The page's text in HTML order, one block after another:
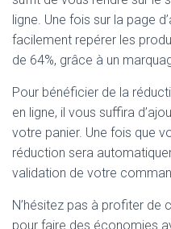
ligne. Une fois sur la page
facilement repérer les
de 64%, grâce à un
Pour bénéficier de la
en ligne, il vous suffira
votre panier. Une fois que
réduction sera
validation de votre
N’hésitez pas à profiter
pour faire des économies